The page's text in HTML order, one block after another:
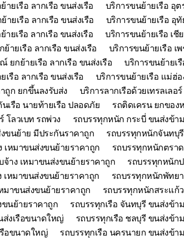
ยเรือ ลากเรือ ขนส่งเรือ
บริการขนย้ายเรือ อุต
ยเรือ ลากเรือ ขนส่งเรือ
บริการขนย้ายเรือ อุทั
ยเรือ ลากเรือ ขนส่งเรือ
บริการขนย้ายเรือ เชี
ายเรือ ลากเรือ ขนส่งเรือ
บริการขนย้ายเรือ เ
ยกย้ายเรือ ลากเรือ ขนส่งเรือ
บริการขนย้ายเรื
รือ ลากเรือ ขนส่งเรือ
บริการขนย้ายเรือ แม่ฮ่อ
ถูก ยกขึ้นลงรับส่ง
บริการลากเรือด้วยเทรลเล
เรือ นายท้ายเรือ ปลอดภัย
รถติดเครน ยกของ
โลวเบท รถพ่วง
รถบรรทุกหนัก กระบี่ ขนส่งข้า
ขนย้าย มีประกันราคาถูก
รถบรรทุกหนักจันทบุ
เหมาขนส่งขนย้ายราคาถูก
รถบรรทุกหนักตรา
าง เหมาขนส่งขนย้ายราคาถูก
รถบรรทุกหนัก
เหมาขนส่งขนย้ายราคาถูก
รถบรรทุกหนักพัทย
มาขนส่งขนย้ายราคาถูก
รถบรรทุกหนักสระแก้
นย้ายราคาถูก
รถบรรทุกเรือ จันทบุรี ขนส่งข้
ส่งเรือขนาดใหญ่
รถบรรทุกเรือ ชลบุรี ขนส่งข้
รือขนาดใหญ่
รถบรรทุกเรือ นครนายก ขนส่งข้